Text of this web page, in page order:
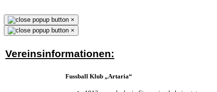
×
×
Vereinsinformationen:
Fussball Klub „Artaria“